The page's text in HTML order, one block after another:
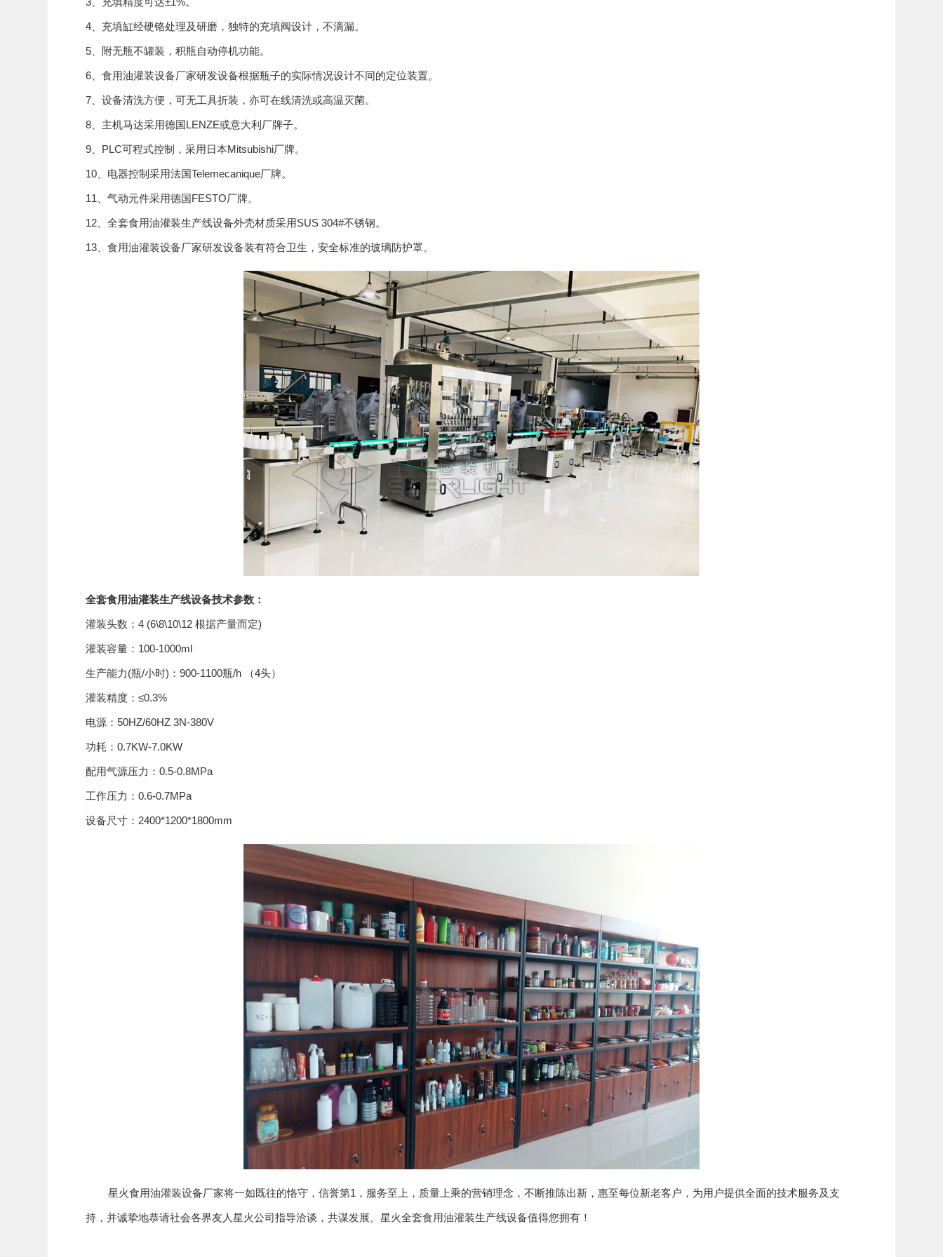
4、充填缸经硬铬处理及研磨，独特的充填阀设计，不滴漏。
5、附无瓶不罐装，积瓶自动停机功能。
6、食用油灌装设备厂家研发设备根据瓶子的实际情况设计不同的定位装置。
7、设备清洗方便，可无工具折装，亦可在线清洗或高温灭菌。
8、主机马达采用德国LENZE或意大利厂牌子。
9、PLC可程式控制，采用日本Mitsubishi厂牌。
10、电器控制采用法国Telemecanique厂牌。
11、气动元件采用德国FESTO厂牌。
12、全套食用油灌装生产线设备外壳材质采用SUS 304#不锈钢。
13、食用油灌装设备厂家研发设备装有符合卫生，安全标准的玻璃防护罩。
全套食用油灌装生产线设备技术参数：
灌装头数：4 (6\8\10\12 根据产量而定)
灌装容量：100-1000ml
生产能力(瓶/小时)：900-1100瓶/h （4头）
灌装精度：≤0.3%
电源：50HZ/60HZ 3N-380V
功耗：0.7KW-7.0KW
配用气源压力：0.5-0.8MPa
工作压力：0.6-0.7MPa
设备尺寸：2400*1200*1800mm
星火食用油灌装设备厂家将一如既往的恪守，信誉第1，服务至上，质量上乘的营销理念，不断推陈出新，惠至每位新老客户，为用户提供全面的技术服务及支
持，并诚挚地恭请社会各界友人星火公司指导洽谈，共谋发展。星火全套食用油灌装生产线设备值得您拥有！